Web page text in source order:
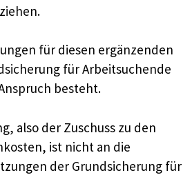
für diesen ergänzenden
für Arbeitsuchende
besteht.
also der Zuschuss zu den
ist nicht an die
der Grundsicherung für